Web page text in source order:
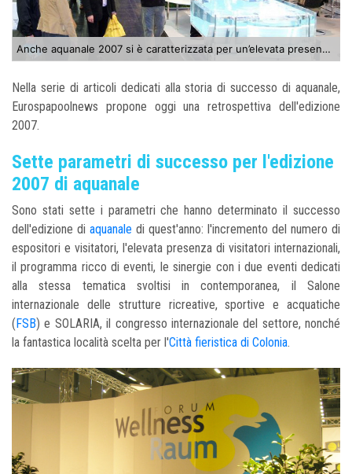
Anche aquanale 2007 si è caratterizzata per un’elevata presenza di visitatori internazionali
Nella serie di articoli dedicati alla storia di successo di aquanale,
Eurospapoolnews propone oggi una retrospettiva dell'edizione
2007.
Sette parametri di successo per l'edizione
2007 di aquanale
Sono stati sette i parametri che hanno determinato il successo
dell'edizione di aquanale di quest'anno: l'incremento del numero di
espositori e visitatori, l'elevata presenza di visitatori internazionali,
il programma ricco di eventi, le sinergie con i due eventi dedicati
alla stessa tematica svoltisi in contemporanea, il Salone
internazionale delle strutture ricreative, sportive e acquatiche
(FSB) e SOLARIA, il congresso internazionale del settore, nonché
la fantastica località scelta per l'Città fieristica di Colonia